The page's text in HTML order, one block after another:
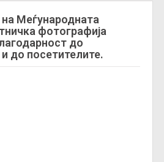
Меѓународната
фотографија
до
до посетителите.